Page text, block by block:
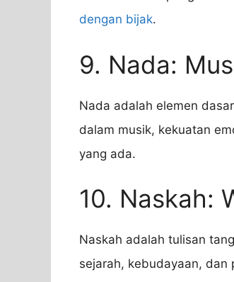
dengan bijak.
9. Nada:
Nada adalah elemen
dalam musik, kekuatan
yang ada.
10. Naskah:
Naskah adalah tulisan
sejarah, kebudayaan, dan